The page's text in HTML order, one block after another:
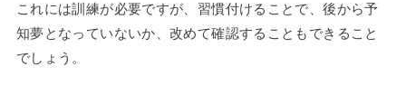
これには訓練が必要ですが、習慣付けることで、後から予
知夢となっていないか、改めて確認することもできること
でしょう。